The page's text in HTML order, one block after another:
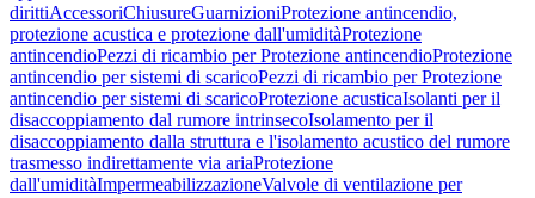
dirittiAccessoriChiusureGuarnizioniProtezione antincendio,
protezione acustica e protezione dall'umiditàProtezione
antincendioPezzi di ricambio per Protezione antincendioProtezione
antincendio per sistemi di scaricoPezzi di ricambio per Protezione
antincendio per sistemi di scaricoProtezione acusticaIsolanti per il
disaccoppiamento dal rumore intrinsecoIsolamento per il
disaccoppiamento dalla struttura e l'isolamento acustico del rumore
trasmesso indirettamente via ariaProtezione
dall'umiditàImpermeabilizzazioneValvole di ventilazione per